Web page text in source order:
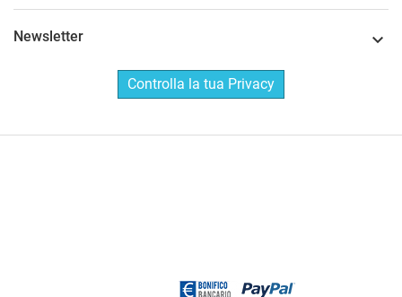
Newsletter 
Controlla la tua Privacy